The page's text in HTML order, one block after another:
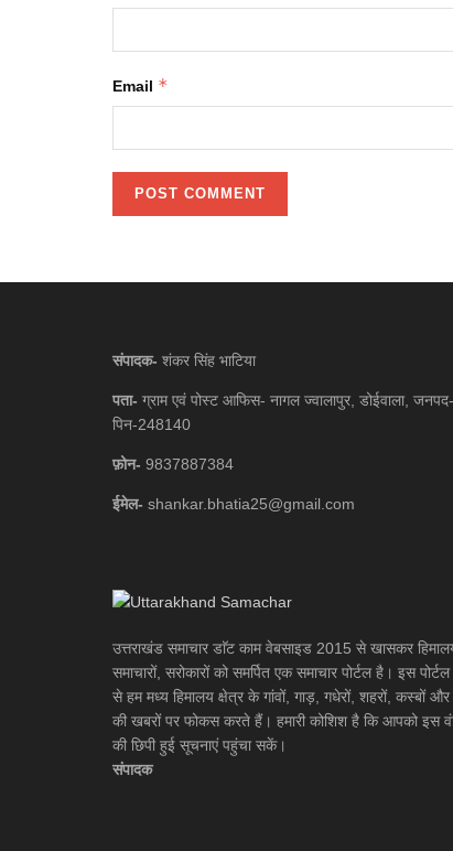
Email *
संपादक- शंकर सिंह भाटिया
पता- ग्राम एवं पोस्ट आफिस- नागल ज्वालापुर, डोईवाला, जनपद-
पिन-248140
फ़ोन- 9837887384
ईमेल- shankar.bhatia25@gmail.com
उत्तराखंड समाचार डाॅट काम वेबसाइड 2015 से खासकर
समाचारों, सरोकारों को समर्पित एक समाचार पोर्टल है। इस
से हम मध्य हिमालय क्षेत्र के गांवों, गाड़, गधेरों, शहरों, कस्बों और
की खबरों पर फोकस करते हैं। हमारी कोशिश है कि आपको इस
की छिपी हुई सूचनाएं पहुंचा सकें।
संपादक